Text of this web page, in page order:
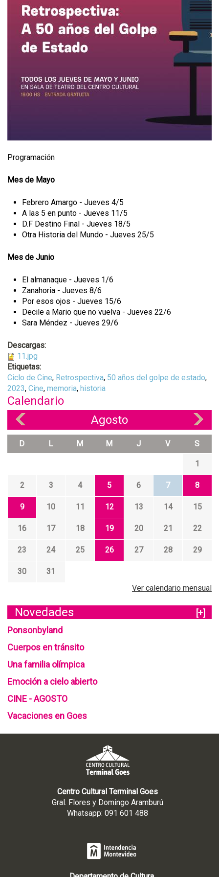
Programación
Mes de Mayo
Febrero Amargo - Jueves 4/5
A las 5 en punto - Jueves 11/5
D.F Destino Final - Jueves 18/5
Otra Historia del Mundo - Jueves 25/5
Mes de Junio
El almanaque - Jueves 1/6
Zanahoria - Jueves 8/6
Por esos ojos - Jueves 15/6
Decile a Mario que no vuelva - Jueves 22/6
Sara Méndez - Jueves 29/6
Descargas:
11.jpg
Etiquetas:
Ciclo de Cine, Retrospectiva, 50 años del golpe de estado,
2023, Cine, memoria, historia
Calendario
Agosto
D L M M J V S
1
2 3 4 5 6 7 8
9 10 11 12 13 14 15
16 17 18 19 20 21 22
23 24 25 26 27 28 29
30
31
Ver calendario mensual
Novedades
[+]
Ponsonbyland
Cuerpos en tránsito
Una familia olímpica
Emoción a cielo abierto
CINE - AGOSTO
Vacaciones en Goes
Centro Cultural Terminal Goes
Gral. Flores y Domingo Aramburú
Whatsapp: 091 601 488